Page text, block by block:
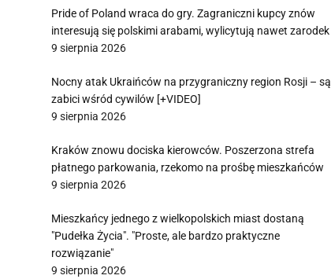
Pride of Poland wraca do gry. Zagraniczni kupcy znów
interesują się polskimi arabami, wylicytują nawet zarodek
9 sierpnia 2026
Nocny atak Ukraińców na przygraniczny region Rosji – są
zabici wśród cywilów [+VIDEO]
9 sierpnia 2026
Kraków znowu dociska kierowców. Poszerzona strefa
płatnego parkowania, rzekomo na prośbę mieszkańców
9 sierpnia 2026
Mieszkańcy jednego z wielkopolskich miast dostaną
"Pudełka Życia". "Proste, ale bardzo praktyczne
rozwiązanie"
9 sierpnia 2026